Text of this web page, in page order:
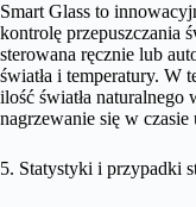
Smart Glass to
kontrolę przepuszczania
sterowana ręcznie lub
światła i temperatury. W
ilość światła naturalnego
nagrzewanie się w
5. Statystyki i przypadki